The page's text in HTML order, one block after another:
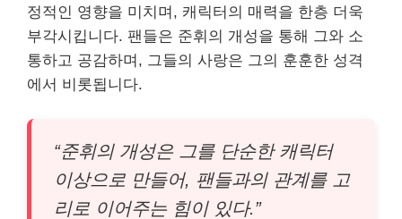
정적인 영향을 미치며, 캐릭터의 매력을 한층 더욱
부각시킵니다. 팬들은 준휘의 개성을 통해 그와 소
통하고 공감하며, 그들의 사랑은 그의 훈훈한 성격
에서 비롯됩니다.
“준휘의 개성은 그를 단순한 캐릭터
이상으로 만들어, 팬들과의 관계를 고
리로 이어주는 힘이 있다.”